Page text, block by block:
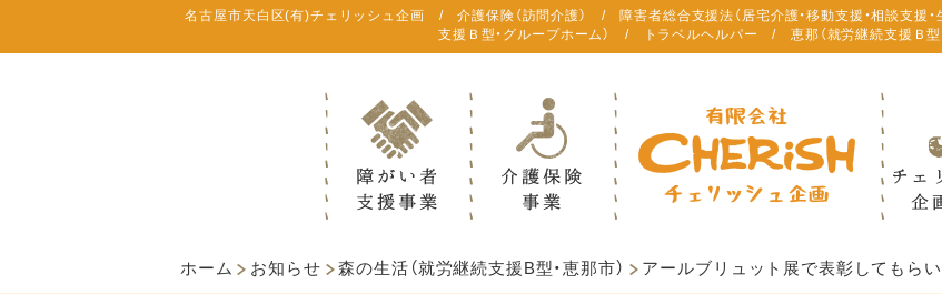
名古屋市天白区(有)チェリッシュ企画 / 介護保険（訪問介護） / 障害者総合支援法（居宅介護・移動支援・相談支援・
支援Ｂ型・グループホーム） / トラベルヘルパー / 恵那（就労継続支援Ｂ型
ホーム お知らせ 森の生活（就労継続支援B型・恵那市） アールブリュット展で表彰してもらい